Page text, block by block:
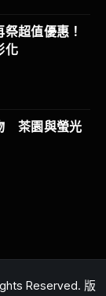
祭超值優惠！
化
茶園與螢光
Reserved. 版